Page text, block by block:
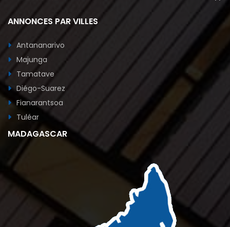
ANNONCES PAR VILLES
Antananarivo
Majunga
Tamatave
Diégo-Suarez
Fianarantsoa
Tuléar
MADAGASCAR